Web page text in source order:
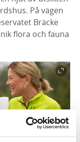
På vägen
Bräcke
flora och fauna